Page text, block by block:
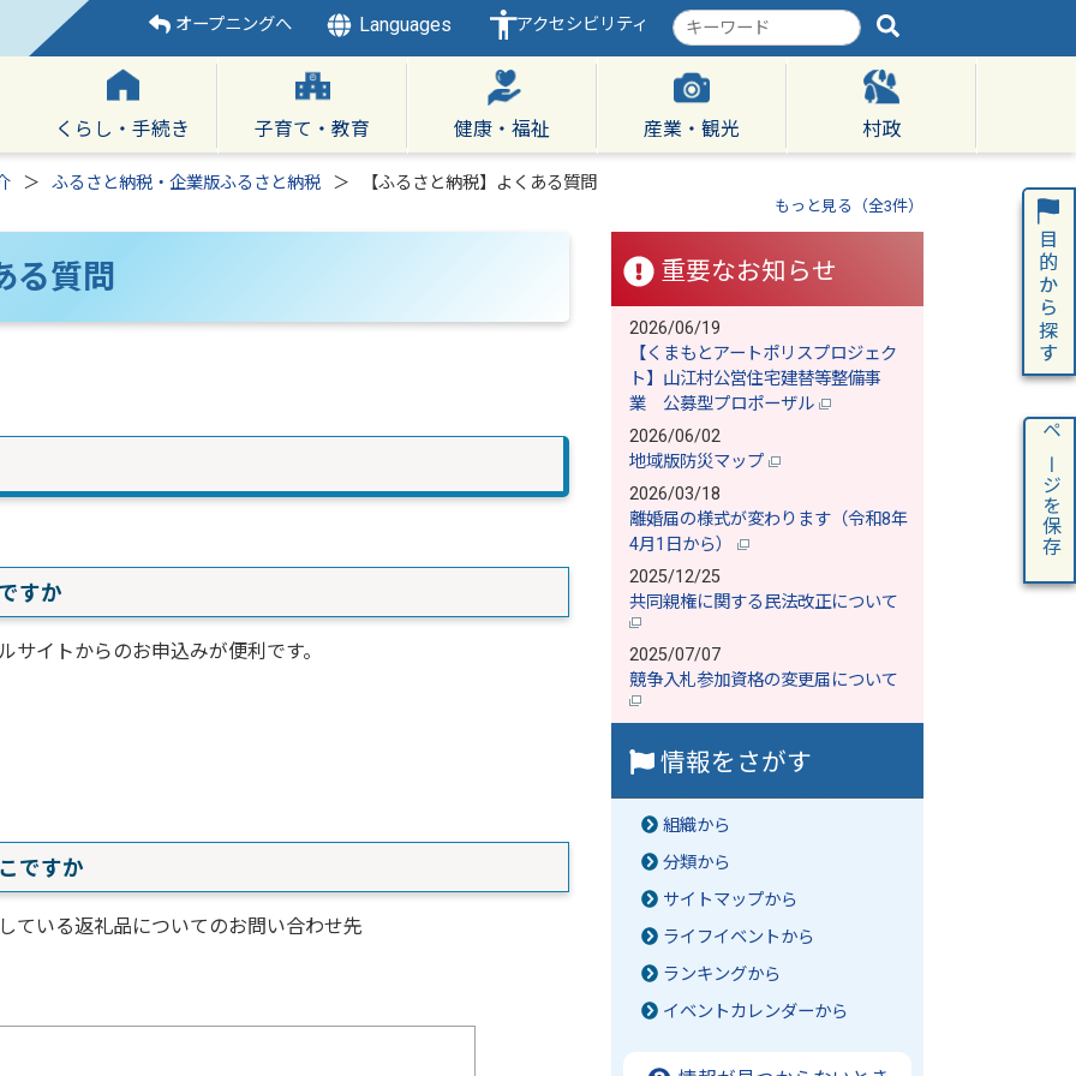
オープニングへ Languages アクセシビリティ
検
索
キ
ー
ワ
ー
くらし・手続き 子育て・教育 健康・福祉 産業・観光 村政
ふるさと納税・企業版ふるさと納税 【ふるさと納税】よくある質問
もっと見る（全3件）
る質問
すか
イトからのお申込みが便利です。
ですか
ている返礼品についてのお問い合わせ先
重要なお知らせ
2026/06/19
【くまもとアートポリスプロジェク
ト】山江村公営住宅建替等整備事
業 公募型プロポーザル
2026/06/02
地域版防災マップ
2026/03/18
離婚届の様式が変わります（令和8年
4月1日から）
2025/12/25
共同親権に関する民法改正について
2025/07/07
競争入札参加資格の変更届について
情報をさがす
組織から
分類から
サイトマップから
ライフイベントから
ランキングから
イベントカレンダーから
ページを保存